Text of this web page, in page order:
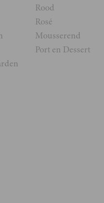
Rood
Rosé
Mousserend
Port en Dessert